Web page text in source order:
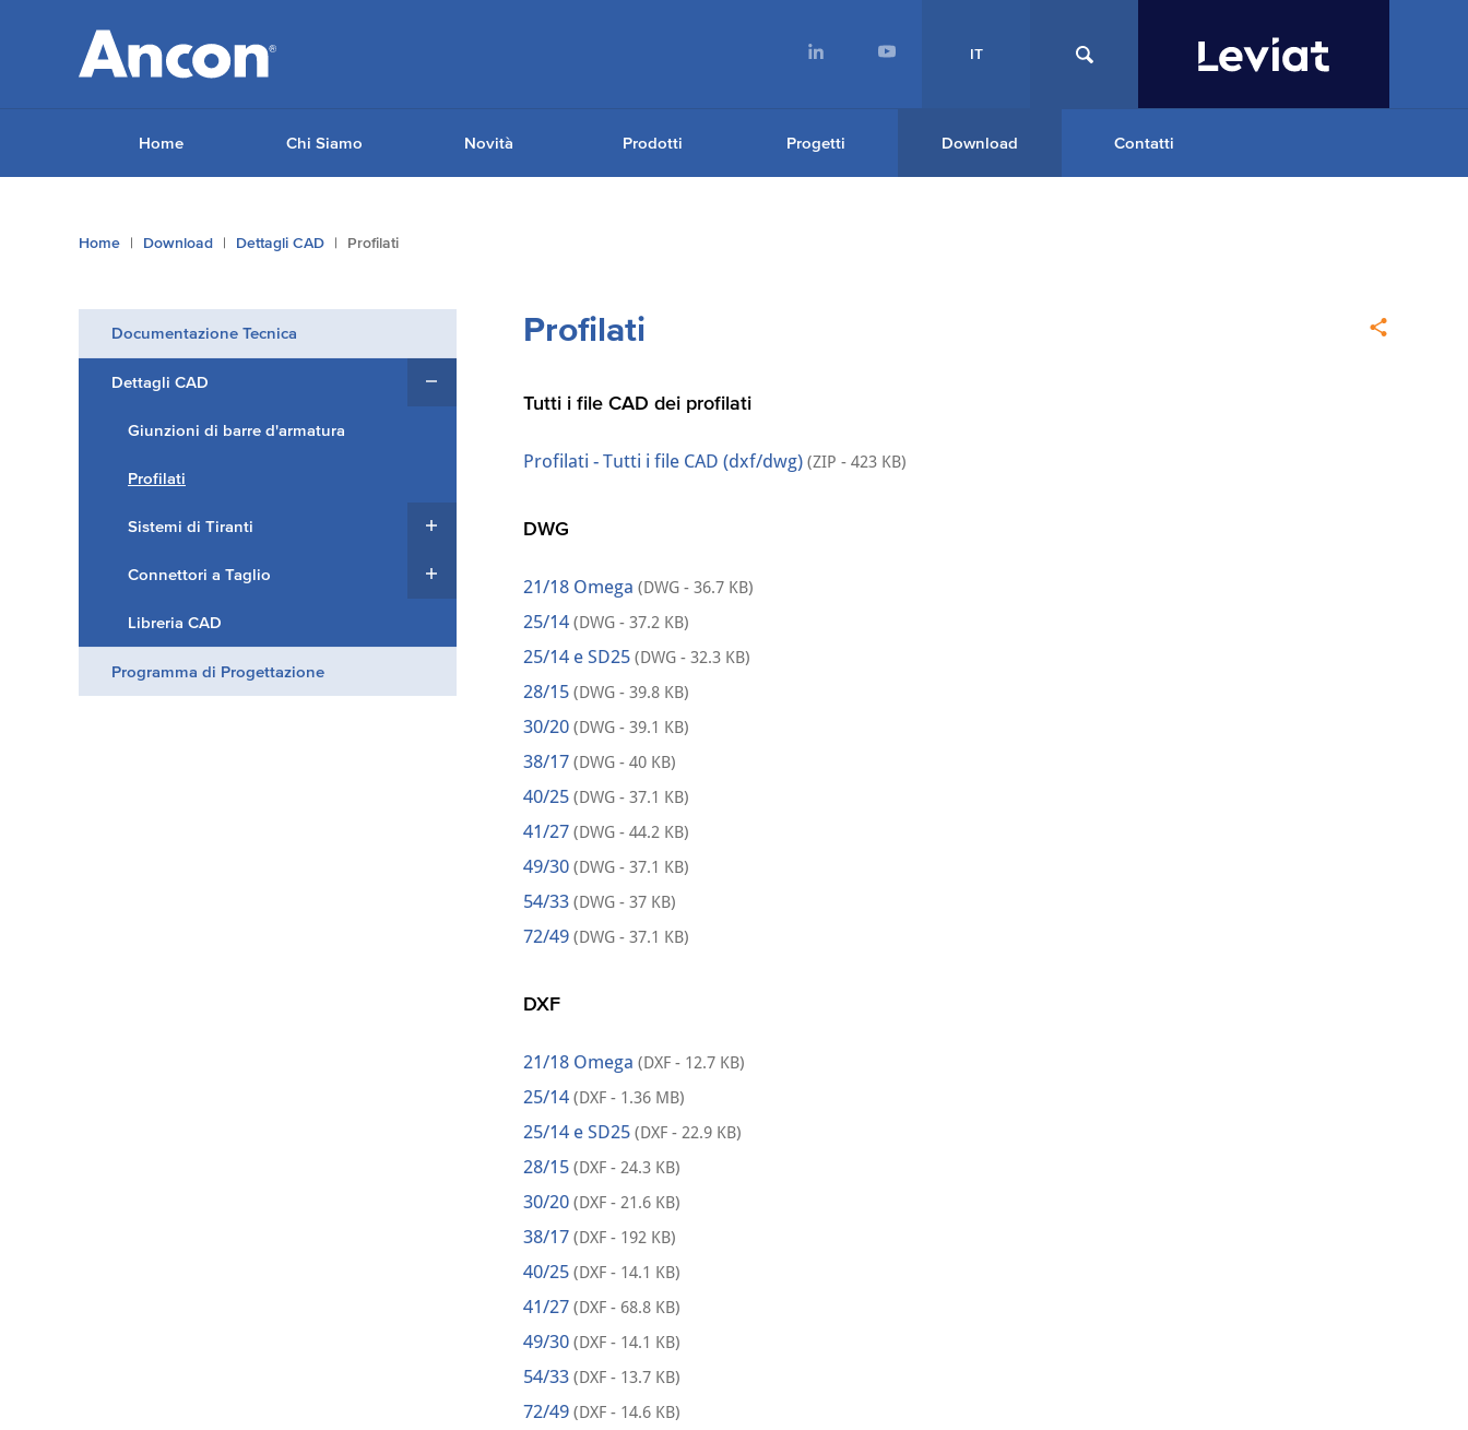
IT
Home Chi Siamo Novità Prodotti Progetti Download Contatti
Tu
Home Download Dettagli CAD Profilati
Profilati
Tutti i file CAD dei profilati
Profilati - Tutti i file CAD (dxf/dwg)(ZIP - 423 KB)
DWG
21/18 Omega (DWG - 36.7 KB)
25/14(DWG - 37.2 KB)
25/14 e SD25(DWG - 32.3 KB)
28/15(DWG - 39.8 KB)
30/20(DWG - 39.1 KB)
38/17(DWG - 40 KB)
40/25(DWG - 37.1 KB)
41/27(DWG - 44.2 KB)
49/30(DWG - 37.1 KB)
54/33(DWG - 37 KB)
72/49(DWG - 37.1 KB)
DXF
21/18 Omega (DXF - 12.7 KB)
25/14(DXF - 1.36 MB)
25/14 e SD25(DXF - 22.9 KB)
28/15(DXF - 24.3 KB)
30/20(DXF - 21.6 KB)
38/17(DXF - 192 KB)
40/25(DXF - 14.1 KB)
41/27(DXF - 68.8 KB)
49/30(DXF - 14.1 KB)
54/33(DXF - 13.7 KB)
72/49(DXF - 14.6 KB)
Documentazione Tecnica
Dettagli CAD
Giunzioni di barre d'armatura
Profilati
Sistemi di Tiranti
Connettori a Taglio
Libreria CAD
Programma di Progettazione